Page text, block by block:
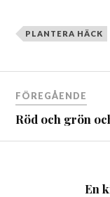
PLANTERA HÄCK
FÖREGÅENDE
Röd och grön
En